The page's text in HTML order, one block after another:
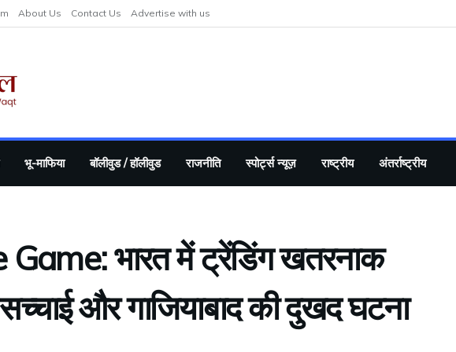
About Us Contact Us Advertise with us
भू-माफिया बॉलीवुड / हॉलीवुड राजनीति स्पोर्ट्स न्यूज़ राष्ट्रीय अंतर्राष्ट्रीय
भारत में ट्रेंडिंग खतरनाक
और गाजियाबाद की दुखद घटना